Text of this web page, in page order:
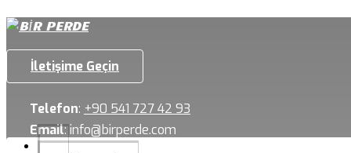
İletişime Geçin
Telefon: +90 541 727 42 93
Email:info@birperde.com